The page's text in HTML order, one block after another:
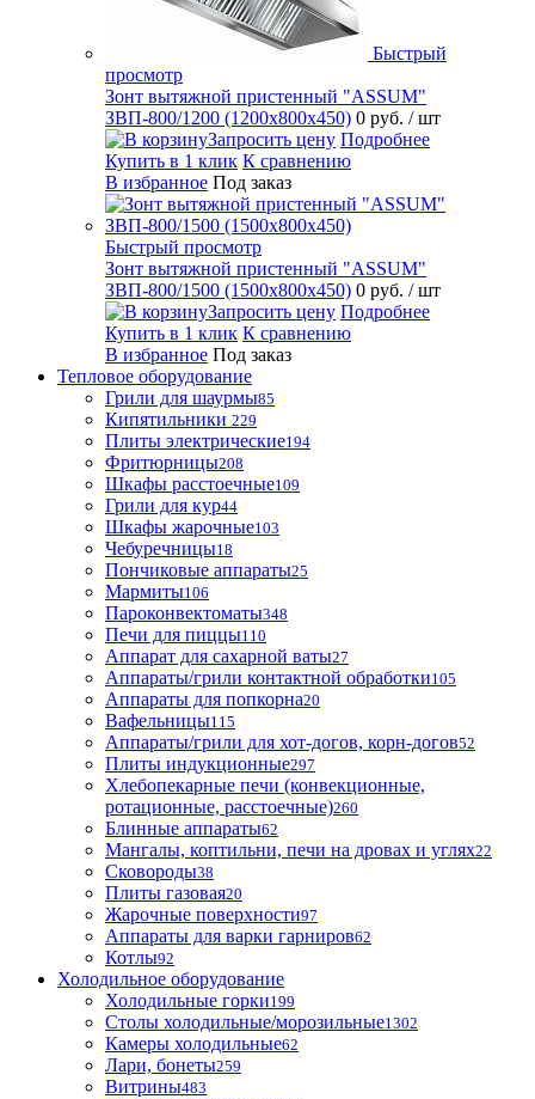
Быстрый
просмотр
Зонт вытяжной пристенный "ASSUM"
ЗВП-800/1200 (1200х800х450) 0 руб. / шт
Запросить цену Подробнее
Купить в 1 клик К сравнению
В избранное Под заказ
Быстрый просмотр
Зонт вытяжной пристенный "ASSUM"
ЗВП-800/1500 (1500х800х450) 0 руб. / шт
Запросить цену Подробнее
Купить в 1 клик К сравнению
В избранное Под заказ
Тепловое оборудование
Грили для шаурмы85
Кипятильники 229
Плиты электрические194
Фритюрницы208
Шкафы расстоечные109
Грили для кур44
Шкафы жарочные103
Чебуречницы18
Пончиковые аппараты25
Мармиты106
Пароконвектоматы348
Печи для пиццы110
Аппарат для сахарной ваты27
Аппараты/грили контактной обработки105
Аппараты для попкорна20
Вафельницы115
Аппараты/грили для хот-догов, корн-догов52
Плиты индукционные297
Хлебопекарные печи (конвекционные,
ротационные, расстоечные)260
Блинные аппараты62
Мангалы, коптильни, печи на дровах и углях22
Сковороды38
Плиты газовая20
Жарочные поверхности97
Аппараты для варки гарниров62
Котлы92
Холодильное оборудование
Холодильные горки199
Столы холодильные/морозильные1302
Камеры холодильные62
Лари, бонеты259
Витрины483